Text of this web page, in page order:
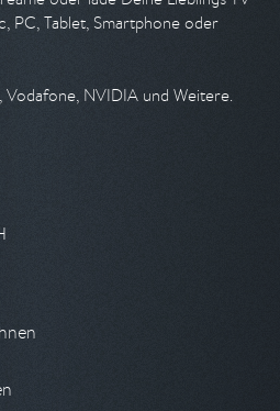
PC, Tablet, Smartphone oder
Vodafone, NVIDIA und Weitere.